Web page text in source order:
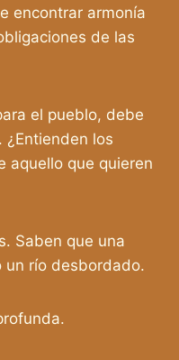
encontrar armonía
de las
el pueblo, debe
¿Entienden los
aquello que quieren
Saben que una
un río desbordado.